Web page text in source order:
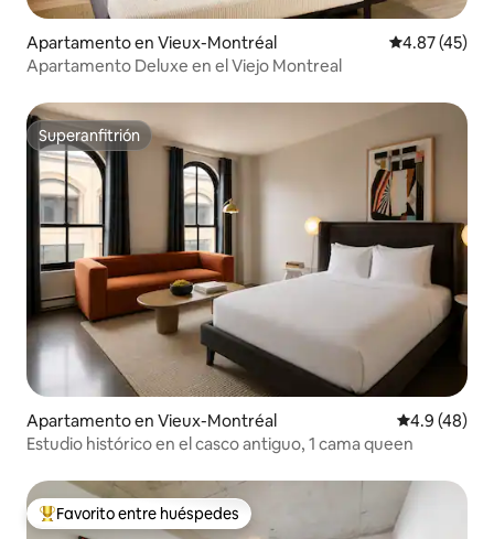
Apartamento en Vieux-Montréal Calificación
4.87 (45)
Apartamento Deluxe en el Viejo Montreal
Superanfitrión
Superanfitrión
Apartamento en Vieux-Montréal Calificación
4.9 (48)
Estudio histórico en el casco antiguo, 1 cama queen
Favorito entre huéspedes preferido
Favorito entre huéspedes